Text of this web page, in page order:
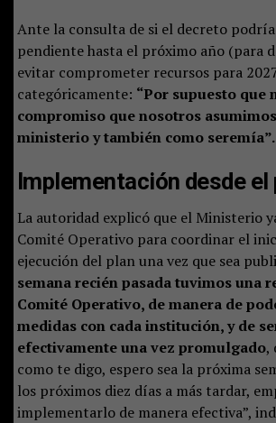
Ante la consulta de si el decreto
pendiente hasta el próximo año (para
evitar comprometer recursos para
categóricamente: “Por supuesto que
compromiso que nosotros
ministerio y también como seremía”.
Implementación desde el
La autoridad explicó que el Ministerio
Comité Operativo para coordinar el
ejecución del plan una vez que sea
semana recién pasada tuvimos una
Comité Operativo, de manera de
medidas con cada institución, y de
efectivamente una vez promulgado,
como te digo, espero sea la próxima
los próximos diez días a más tardar,
implementarlo de manera efectiva”,